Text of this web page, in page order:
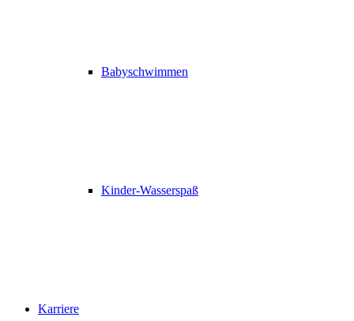
Babyschwimmen
Kinder-Wasserspaß
Karriere